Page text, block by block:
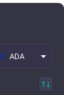
ADA